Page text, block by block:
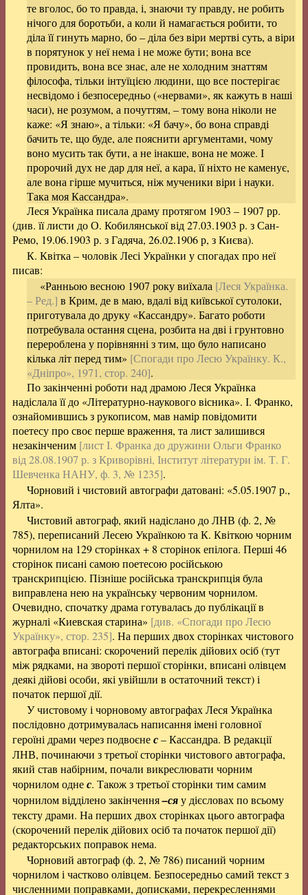
те вголос, бо то правда, і, знаючи ту правду, не робить
нічого для боротьби, а коли й намагається робити, то
діла її гинуть марно, бо – діла без віри мертві суть, а віри
в порятунок у неї нема і не може бути; вона все
провидить, вона все знає, але не холодним знаттям
філософа, тільки інтуїцією людини, що все постерігає
несвідомо і безпосередньо («нервами», як кажуть в наші
часи), не розумом, а почуттям, – тому вона ніколи не
каже: «Я знаю», а тільки: «Я бачу», бо вона справді
бачить те, що буде, але пояснити аргументами, чому
воно мусить так бути, а не інакше, вона не може. І
пророчий дух не дар для неї, а кара, її ніхто не каменує,
але вона гірше мучиться, ніж мученики віри і науки.
Така моя Кассандра».
Леся Українка писала драму протягом 1903 – 1907 рр.
(див. її листи до О. Кобилянської від 27.03.1903 р. з Сан-
Ремо, 19.06.1903 р. з Гадяча, 26.02.1906 р, з Києва).
К. Квітка – чоловік Лесі Українки у спогадах про неї
писав:
«Ранньою весною 1907 року виїхала [Леся Українка.
– Ред.] в Крим, де в маю, вдалі від київської сутолоки,
приготувала до друку «Кассандру». Багато роботи
потребувала остання сцена, розбита на дві і грунтовно
перероблена у порівнянні з тим, що було написано
кілька літ перед тим» [Спогади про Лесю Українку. К.,
«Дніпро», 1971, стор. 240].
По закінченні роботи над драмою Леся Українка
надіслала її до «Літературно-наукового вісника». І. Франко,
ознайомившись з рукописом, мав намір повідомити
поетесу про своє перше враження, та лист залишився
незакінченим [лист І. Франка до дружини Ольги Франко
від 28.08.1907 р. з Криворівні, Інститут літератури ім. Т. Г.
Шевченка НАНУ, ф. 3, № 1235].
Чорновий і чистовий автографи датовані: «5.05.1907 р.,
Ялта».
Чистовий автограф, який надіслано до ЛНВ (ф. 2, №
785), переписаний Лесею Українкою та К. Квіткою чорним
чорнилом на 129 сторінках + 8 сторінок епілога. Перші 46
сторінок писані самою поетесою російською
транскрипцією. Пізніше російська транскрипція була
виправлена нею на українську червоним чорнилом.
Очевидно, спочатку драма готувалась до публікації в
журналі «Киевская старина» [див. «Спогади про Лесю
Українку», стор. 235]. На перших двох сторінках чистового
автографа вписані: скорочений перелік дійових осіб (тут
між рядками, на звороті першої сторінки, вписані олівцем
деякі дійові особи, які увійшли в остаточний текст) і
початок першої дії.
У чистовому і чорновому автографах Леся Українка
послідовно дотримувалась написання імені головної
героїні драми через подвоєнес– Кассандра. В редакції
ЛНВ, починаючи з третьої сторінки чистового автографа,
який став набірним, почали викреслювати чорним
чорнилом однес. Також з третьої сторінки тим самим
чорнилом відділено закінчення–сяу дієсловах по всьому
тексту драми. На перших двох сторінках цього автографа
(скорочений перелік дійових осіб та початок першої дії)
редакторських поправок нема.
Чорновий автограф (ф. 2, № 786) писаний чорним
чорнилом і частково олівцем. Безпосередньо самий текст з
численними поправками, дописками, перекресленнями